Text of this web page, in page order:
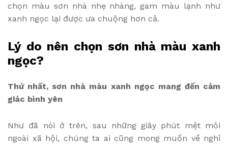
chọn màu sơn nhà nhẹ nhàng, gam màu lạnh như
xanh ngọc lại được ưa chuộng hơn cả.
Lý do nên chọn sơn nhà màu xanh
ngọc?
Thứ nhất, sơn nhà màu xanh ngọc mang đến cảm
giác bình yên
Như đã nói ở trên, sau những giây phút mệt mỏi
ngoài xã hội, chúng ta ai cũng mong muốn về nghỉ